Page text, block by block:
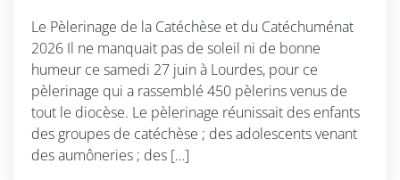
Le Pèlerinage de la Catéchèse et du Catéchuménat
2026 Il ne manquait pas de soleil ni de bonne
humeur ce samedi 27 juin à Lourdes, pour ce
pèlerinage qui a rassemblé 450 pèlerins venus de
tout le diocèse. Le pèlerinage réunissait des enfants
des groupes de catéchèse ; des adolescents venant
des aumôneries ; des […]